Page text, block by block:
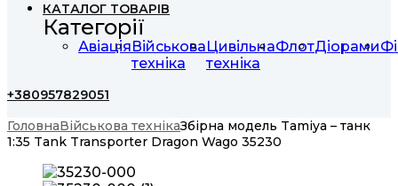
КАТАЛОГ ТОВАРІВ
Категорії
Авіація Військова
техніка
Цивільна
техніка
ФлотДіорами
+380957829051
ГоловнаВійськова технікаЗбірна модель Tamiya – танк
1:35 Tank Transporter Dragon Wago 35230